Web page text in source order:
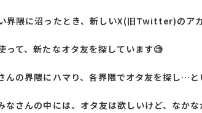
界隈に沼ったとき、新しいX(旧Twitter)のアカ
って、新たなオタ友を探しています🧐
んの界隈にハマり、各界隈でオタ友を探し…
なさんの中には、オタ友は欲しいけど、なか